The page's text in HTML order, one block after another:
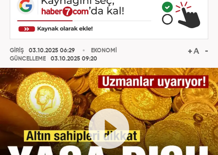
GİRİŞ
03.10.2025 06:29
GÜNCELLEME
03.10.2025 09:20
EKONOMİ